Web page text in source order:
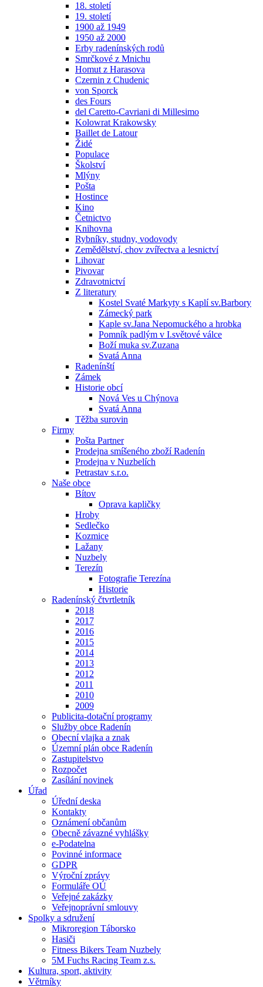
18. století
19. století
1900 až 1949
1950 až 2000
Erby radenínských rodů
Smrčkové z Mnichu
Homut z Harasova
Czernin z Chudenic
von Sporck
des Fours
del Caretto-Cavriani di Millesimo
Kolowrat Krakowsky
Baillet de Latour
Židé
Populace
Školství
Mlýny
Pošta
Hostince
Kino
Četnictvo
Knihovna
Rybníky, studny, vodovody
Zemědělství, chov zvířectva a lesnictví
Lihovar
Pivovar
Zdravotnictví
Z literatury
Kostel Svaté Markyty s Kaplí sv.Barbory
Zámecký park
Kaple sv.Jana Nepomuckého a hrobka
Pomník padlým v I.světové válce
Boží muka sv.Zuzana
Svatá Anna
Radenínští
Zámek
Historie obcí
Nová Ves u Chýnova
Svatá Anna
Těžba surovin
Firmy
Pošta Partner
Prodejna smíšeného zboží Radenín
Prodejna v Nuzbelích
Petrastav s.r.o.
Naše obce
Bítov
Oprava kapličky
Hroby
Sedlečko
Kozmice
Lažany
Nuzbely
Terezín
Fotografie Terezína
Historie
Radenínský čtvrtletník
2018
2017
2016
2015
2014
2013
2012
2011
2010
2009
Publicita-dotační programy
Služby obce Radenín
Obecní vlajka a znak
Územní plán obce Radenín
Zastupitelstvo
Rozpočet
Zasílání novinek
Úřad
Úřední deska
Kontakty
Oznámení občanům
Obecně závazné vyhlášky
e-Podatelna
Povinné informace
GDPR
Výroční zprávy
Formuláře OÚ
Veřejné zakázky
Veřejnoprávní smlouvy
Spolky a sdružení
Mikroregion Táborsko
Hasiči
Fitness Bikers Team Nuzbely
5M Fuchs Racing Team z.s.
Kultura, sport, aktivity
Větrníky